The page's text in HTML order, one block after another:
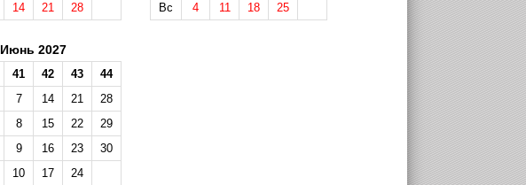
14 21 28
Вс
4 11 18 25
Июнь 2027
41 42 43
44
7 14 21
28
8 15 22
29
9 16 23
30
10 17 24